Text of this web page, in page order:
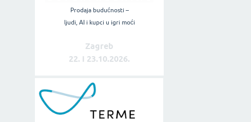
Prodaja budućnosti –
ljudi, AI i kupci u igri moći
Zagreb
22. i 23.10.2026.